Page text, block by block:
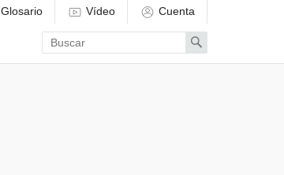
Glosario Vídeo Cuenta
Enter
search
term
Search